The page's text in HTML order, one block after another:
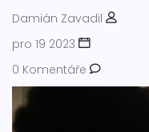
Damián Zavadil
pro 19 2023
0 Komentáře